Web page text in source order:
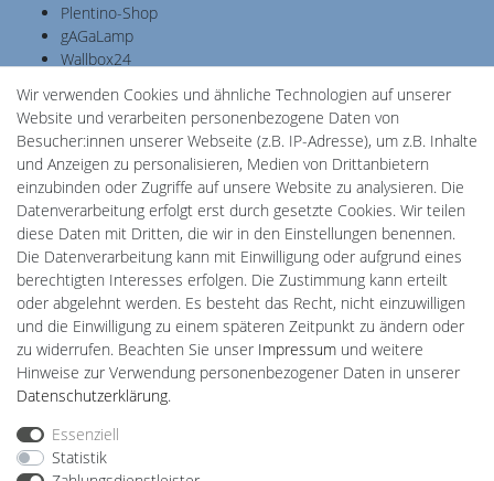
Plentino-Shop
gAGaLamp
Wallbox24
Batteriespeicher
PlentiSolar
Gebrauchtlicht
Ledkauf
DEYESOLAR
Lightech Connect
CardanLight Europe
FORTIMO LEDs
LED-RETROSHOP
MeinUSB
Impressum
Barrierefreiheitserklärung
Wir verwenden Cookies und ähnliche Technologien auf unserer
Website und verarbeiten personenbezogene Daten von
Besucher:innen unserer Webseite (z.B. IP-Adresse), um z.B. Inhalte
und Anzeigen zu personalisieren, Medien von Drittanbietern
einzubinden oder Zugriffe auf unsere Website zu analysieren. Die
Datenverarbeitung erfolgt erst durch gesetzte Cookies. Wir teilen
diese Daten mit Dritten, die wir in den Einstellungen benennen.
Die Datenverarbeitung kann mit Einwilligung oder aufgrund eines
berechtigten Interesses erfolgen. Die Zustimmung kann erteilt
oder abgelehnt werden. Es besteht das Recht, nicht einzuwilligen
und die Einwilligung zu einem späteren Zeitpunkt zu ändern oder
zu widerrufen. Beachten Sie unser Impressum und weitere
Hinweise zur Verwendung personenbezogener Daten in unserer
Daten­schutz­erklärung.
Essenziell
Statistik